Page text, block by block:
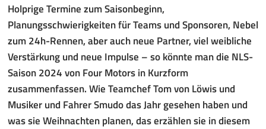
Holprige Termine zum Saisonbeginn,
Planungsschwierigkeiten für Teams und Sponsoren, Nebel
zum 24h-Rennen, aber auch neue Partner, viel weibliche
Verstärkung und neue Impulse – so könnte man die NLS-
Saison 2024 von Four Motors in Kurzform
zusammenfassen. Wie Teamchef Tom von Löwis und
Musiker und Fahrer Smudo das Jahr gesehen haben und
was sie Weihnachten planen, das erzählen sie in diesem